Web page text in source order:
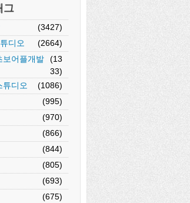
그
(3427)
디오
(2664)
보어플개발
(13
33)
튜디오
(1086)
(995)
(970)
(866)
(844)
(805)
(693)
(675)